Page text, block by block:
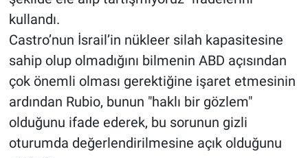
kullandı.
Castro’nun İsrail’in nükleer silah kapasitesine
sahip olup olmadığını bilmenin ABD açısından
çok önemli olması gerektiğine işaret etmesinin
ardından Rubio, bunun "haklı bir gözlem"
olduğunu ifade ederek, bu sorunun gizli
oturumda değerlendirilmesine açık olduğunu